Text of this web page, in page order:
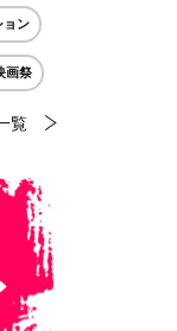
ョン
画祭
覧